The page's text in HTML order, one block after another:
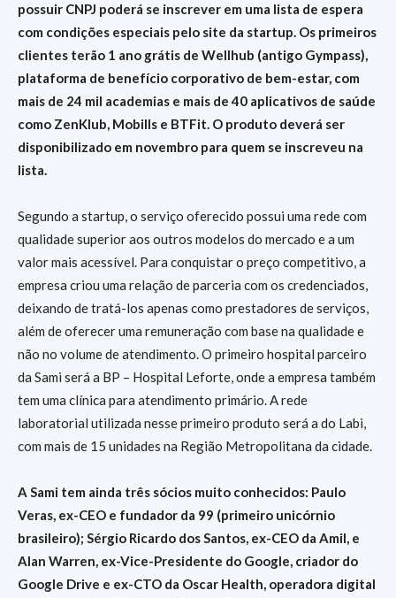
possuir CNPJ poderá se inscrever em uma lista de espera
com condições especiais pelo site da startup. Os primeiros
clientes terão 1 ano grátis de Wellhub (antigo Gympass),
plataforma de benefício corporativo de bem-estar, com
mais de 24 mil academias e mais de 40 aplicativos de saúde
como ZenKlub, Mobills e BTFit. O produto deverá ser
disponibilizado em novembro para quem se inscreveu na
lista.
Segundo a startup, o serviço oferecido possui uma rede com
qualidade superior aos outros modelos do mercado e a um
valor mais acessível. Para conquistar o preço competitivo, a
empresa criou uma relação de parceria com os credenciados,
deixando de tratá-los apenas como prestadores de serviços,
além de oferecer uma remuneração com base na qualidade e
não no volume de atendimento. O primeiro hospital parceiro
da Sami será a BP – Hospital Leforte, onde a empresa também
tem uma clínica para atendimento primário. A rede
laboratorial utilizada nesse primeiro produto será a do Labi,
com mais de 15 unidades na Região Metropolitana da cidade.
A Sami tem ainda três sócios muito conhecidos: Paulo
Veras, ex-CEO e fundador da 99 (primeiro unicórnio
brasileiro); Sérgio Ricardo dos Santos, ex-CEO da Amil, e
Alan Warren, ex-Vice-Presidente do Google, criador do
Google Drive e ex-CTO da Oscar Health, operadora digital